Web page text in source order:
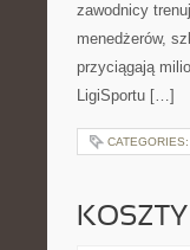
zawodnicy
menedżerów,
przyciągają
LigiSportu […]
CATEGORIES: